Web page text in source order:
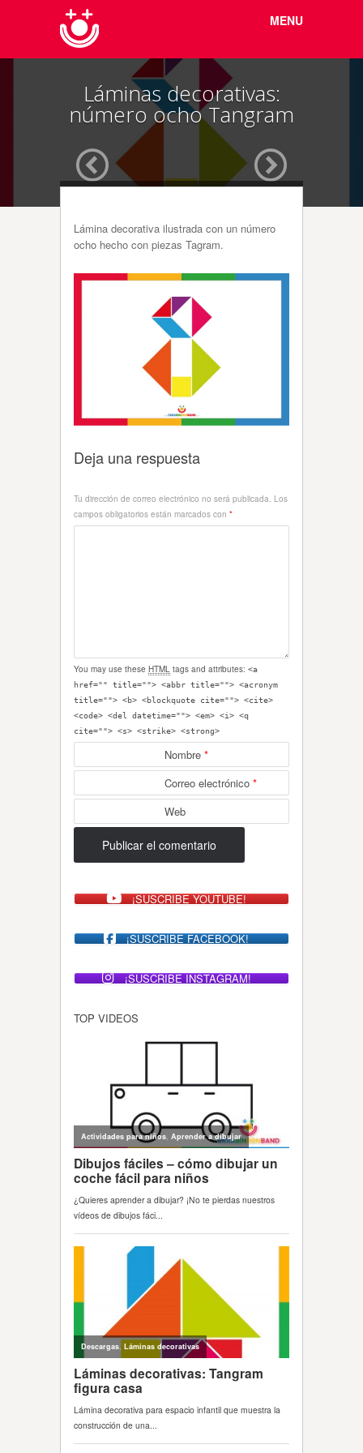
content
MENU
Láminas decorativas:
número ocho Tangram
Lámina decorativa ilustrada con un número
ocho hecho con piezas Tagram.
Deja una respuesta
Tu dirección de correo electrónico no será publicada. Los
campos obligatorios están marcados con *
You may use these HTML tags and attributes: <a
href="" title=""> <abbr title=""> <acronym
title=""> <b> <blockquote cite=""> <cite>
<code> <del datetime=""> <em> <i> <q
cite=""> <s> <strike> <strong>
Nombre *
Correo electrónico *
Web
¡SUSCRIBE YOUTUBE!
¡SUSCRIBE FACEBOOK!
¡SUSCRIBE INSTAGRAM!
TOP VIDEOS